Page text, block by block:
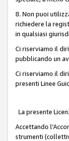
8. Non puoi
richiedere la
in qualsiasi
Ci riserviamo il
pubblicando un
Ci riserviamo il
presenti Linee
La presente
Accettando
strumenti